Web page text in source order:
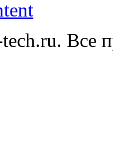
Все